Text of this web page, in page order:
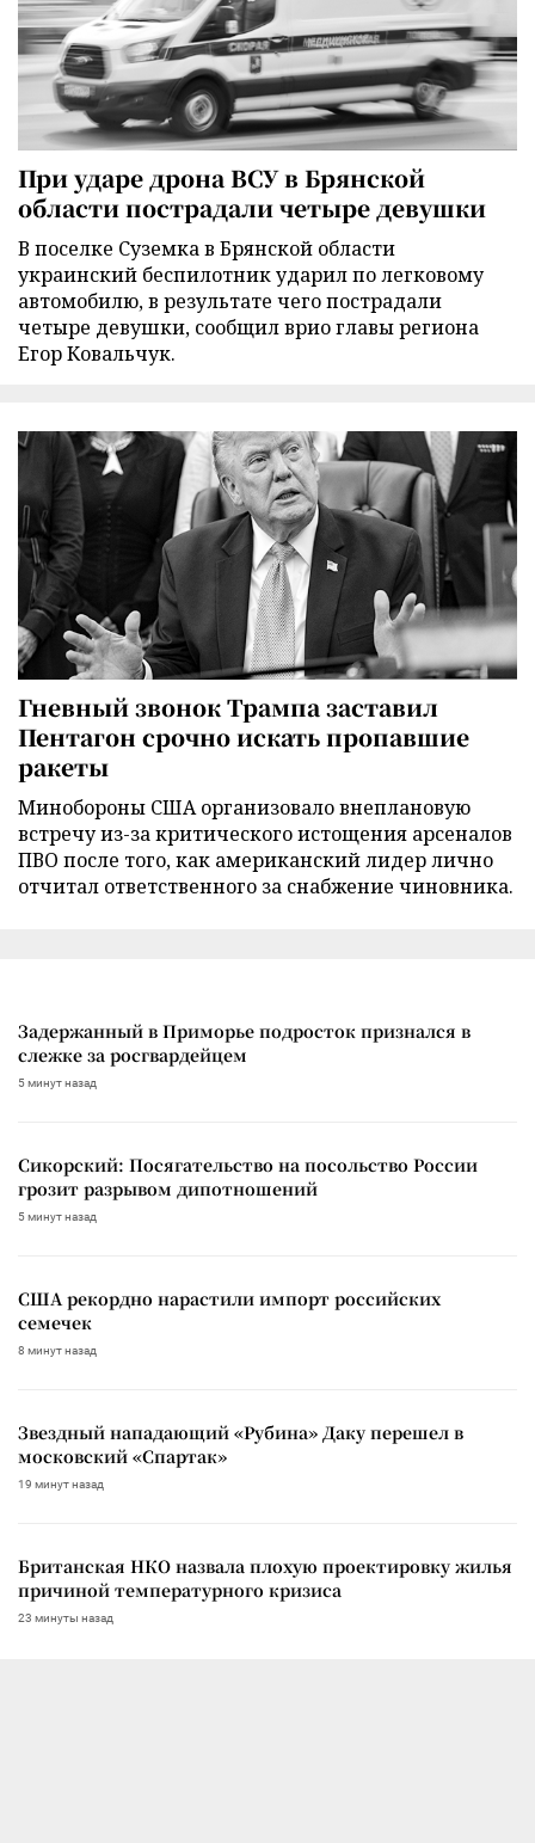
При ударе дрона ВСУ в Брянской
области пострадали четыре девушки
В поселке Суземка в Брянской области
украинский беспилотник ударил по легковому
автомобилю, в результате чего пострадали
четыре девушки, сообщил врио главы региона
Егор Ковальчук.
Гневный звонок Трампа заставил
Пентагон срочно искать пропавшие
ракеты
Минобороны США организовало внеплановую
встречу из-за критического истощения арсеналов
ПВО после того, как американский лидер лично
отчитал ответственного за снабжение чиновника.
Задержанный в Приморье подросток признался в
слежке за росгвардейцем
5 минут назад
Сикорский: Посягательство на посольство России
грозит разрывом дипотношений
5 минут назад
США рекордно нарастили импорт российских
семечек
8 минут назад
Звездный нападающий «Рубина» Даку перешел в
московский «Спартак»
19 минут назад
Британская НКО назвала плохую проектировку жилья
причиной температурного кризиса
23 минуты назад